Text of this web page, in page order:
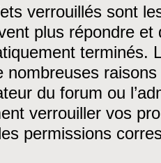
verrouillés sont
plus répondre
terminés.
nombreuses
du forum ou
verrouiller vos
permissions